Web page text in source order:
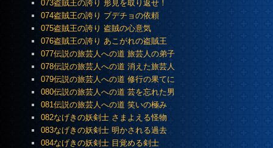
073盗賊王の誇り 形見を取り返せ！
074盗賊王の誇り ブデチョの依頼
075盗賊王の誇り 盗賊の心意気
076盗賊王の誇り あこがれの盗賊王
077伝説の旅芸人への道 旅芸人の弟子
078伝説の旅芸人への道 消えた旅芸人
079伝説の旅芸人への道 修行の果てに
080伝説の旅芸人への道 芸を忘れた男
081伝説の旅芸人への道 笑いの極み
082なげきの妖剣士 さまよえる怪物
083なげきの妖剣士 明かされる過去
084なげきの妖剣士 目覚める剣士